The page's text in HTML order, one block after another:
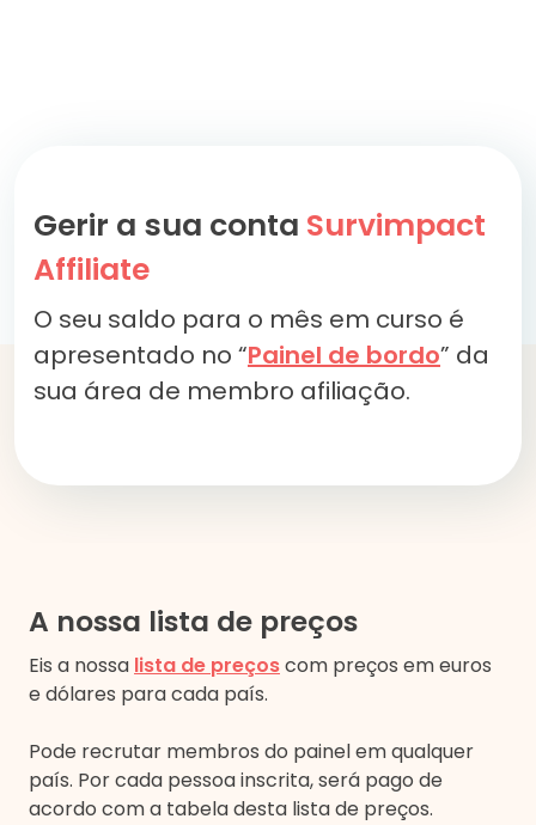
Gerir a sua conta Survimpact
Affiliate
O seu saldo para o mês em curso é
apresentado no “Painel de bordo” da
sua área de membro afiliação.
A nossa lista de preços
Eis a nossa lista de preçoscom preços em euros
e dólares para cada país.
Pode recrutar membros do painel em qualquer
país. Por cada pessoa inscrita, será pago de
acordo com a tabela desta lista de preços.